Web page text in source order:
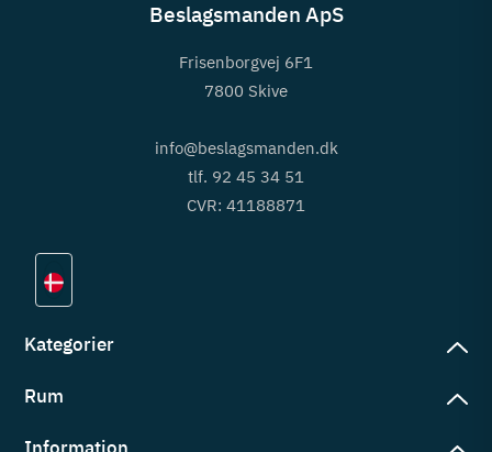
Beslagsmanden ApS
Frisenborgvej 6F1
7800 Skive
info@beslagsmanden.dk
tlf. 92 45 34 51
CVR: 41188871
Kategorier
Rum